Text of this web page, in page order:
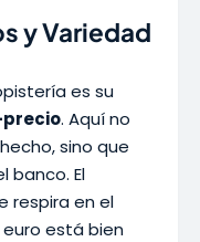
y Variedad
es su
. Aquí no
sino que
banco. El
respira en el
está bien